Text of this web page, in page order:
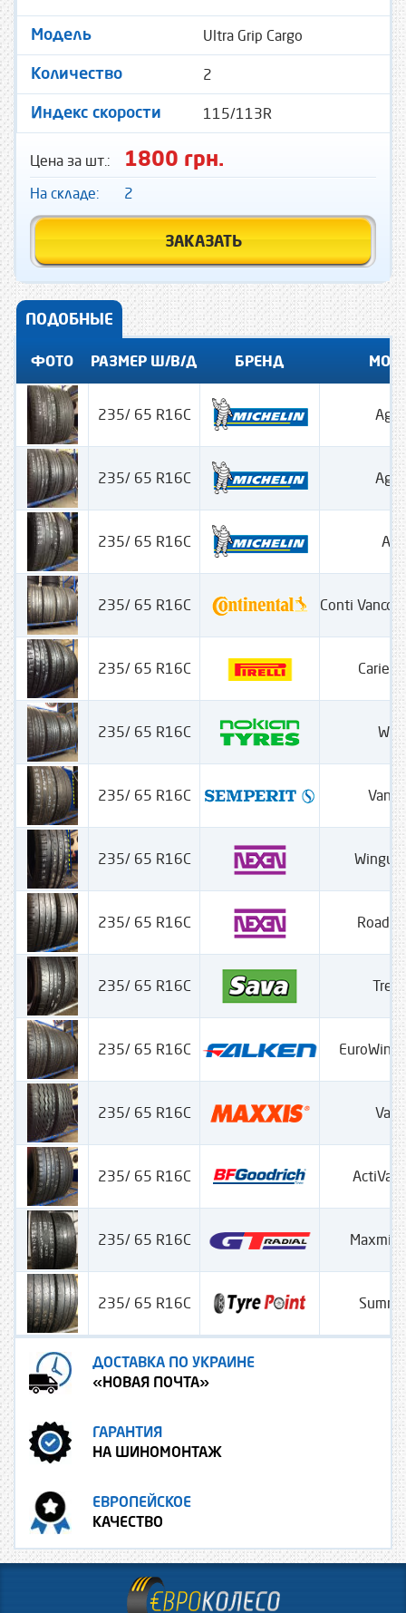
Модель Ultra Grip Cargo
Количество 2
Индекс скорости 115/113R
Цена за шт.: 1800 грн.
На складе: 2
ЗАКАЗАТЬ
ПОДОБНЫЕ
ФОТО РАЗМЕР Ш/В/Д БРЕНД
235/ 65 R16C
235/ 65 R16C
235/ 65 R16C
235/ 65 R16C Conti Vanco
235/ 65 R16C Carier
235/ 65 R16C
235/ 65 R16C Van-
235/ 65 R16C
235/ 65 R16C
235/ 65 R16C
235/ 65 R16C
235/ 65 R16C Van
235/ 65 R16C ActiVan
235/ 65 R16C
235/ 65 R16C
ДОСТАВКА ПО УКРАИНЕ
«НОВАЯ ПОЧТА»
ГАРАНТИЯ
НА ШИНОМОНТАЖ
ЕВРОПЕЙСКОЕ
КАЧЕСТВО